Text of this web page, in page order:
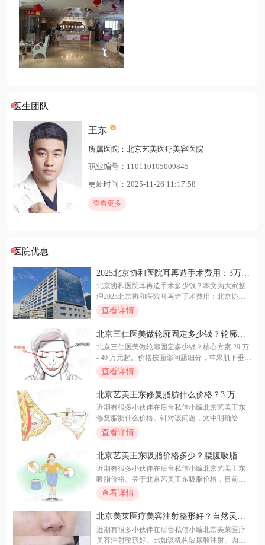
医生团队
王东
所属医院：北京艺美医疗美容医院
职业编号：110110105009845
更新时间：2025-11-26 11:17:58
查看更多
医院优惠
2025北京协和医院耳再造手术费用：3万
起！附医生介绍+预约挂号
北京协和医院耳再造手术多少钱？本文为大家整
理2025北京协和医院耳再造手术费用：北京协和
医院耳再造手术价格在3万~10万元起，详细北京
协和医院耳再造手术价格明细、北京协和医院耳
再造手术医生介绍、北京协和医院耳再造手术预
约挂号方式都可在本文查询。
查看详情
北京三仁医美做轮廓固定多少钱？轮廓固
定2.9W+技术好口碑佳
北京三仁医美做轮廓固定多少钱？核心方案 29 万
- 40 万元起。价格按面部问题细分，苹果肌下垂等
29 万起，太阳穴凹陷 32 万起，全脸优化 40 万
起，二次修复 35 万起。医院技术优势多，医生经
验丰富。想打造自然持久轮廓美，别错过，赶紧
私信客服获取专属方案！
查看详情
北京艺美王东修复脂肪什么价格？3 万起
做修复，技术精湛让轮廓自然更安心！
近期有很多小伙伴在后台私信小编北京艺美王东
修复脂肪什么价格。针对该问题，文中明确给
出：馒化脸修复价格为 6 至 10 万元，凹凸不平或
吸脂失败修复价格在 3 至 5 万元区间，单部位脂
肪填充失败修复则从 3 万元起。这些费用涵盖了 4
K 内镜技术及术后跟踪服务。下面随小编一起来
看看更多详细介绍~
查看详情
北京艺美王东吸脂价格多少？腰腹吸脂 1.8
万起，塑形自然不反弹，轻松拥有好身
材！
近期有很多小伙伴在后台私信小编北京艺美王东
吸脂价格。关于北京艺美王东吸脂价格，目前面
部吸脂约 1.5 万元起，大腿环吸约 2.8 万元起，腰
腹吸脂约 3.2 万元起，具体费用需面诊后根据脂肪
量确定。更多详细介绍尽在文中！
查看详情
北京美莱医疗美容注射整形好？自然灵动
显年轻，上甜伊严选小程序轻松预约变
美！
近期有很多小伙伴在后台私信小编北京美莱医疗
美容注射整形好。比如该机构玻尿酸注射、肉毒